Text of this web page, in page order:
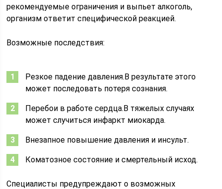
рекомендуемые ограничения и выпьет алкоголь,
организм ответит специфической реакцией.
Возможные последствия:
Резкое падение давления.В результате этого
может последовать потеря сознания.
Перебои в работе сердца.В тяжелых случаях
может случиться инфаркт миокарда.
Внезапное повышение давления и инсульт.
Коматозное состояние и смертельный исход.
Специалисты предупреждают о возможных